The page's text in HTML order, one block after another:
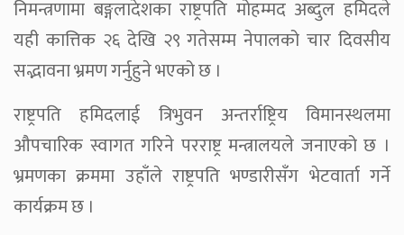
निमन्त्रणामा बङ्गलादेशका राष्ट्रपति मोहम्मद अब्दुल हमिदले
यही कात्तिक २६ देखि २९ गतेसम्म नेपालको चार दिवसीय
सद्भावना भ्रमण गर्नुहुने भएको छ ।
राष्ट्रपति हमिदलाई त्रिभुवन अन्तर्राष्ट्रिय विमानस्थलमा
औपचारिक स्वागत गरिने परराष्ट्र मन्त्रालयले जनाएको छ ।
भ्रमणका क्रममा उहाँले राष्ट्रपति भण्डारीसँग भेटवार्ता गर्ने
कार्यक्रम छ ।